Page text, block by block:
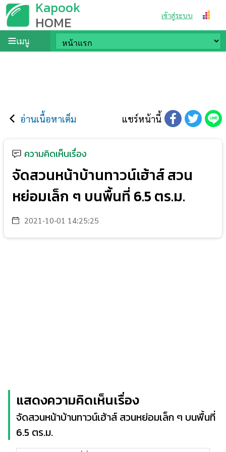
Kapook
HOME เข้าสู่ระบบ
เมนู
อ่านเนื้อหาเต็ม แชร์หน้านี้
ความคิดเห็นเรื่อง
จัดสวนหน้าบ้านทาวน์เฮ้าส์ สวน
หย่อมเล็ก ๆ บนพื้นที่ 6.5 ตร.ม.
2021-10-01 14:25:25
แสดงความคิดเห็นเรื่อง
จัดสวนหน้าบ้านทาวน์เฮ้าส์ สวนหย่อมเล็ก ๆ บนพื้นที่
6.5 ตร.ม.